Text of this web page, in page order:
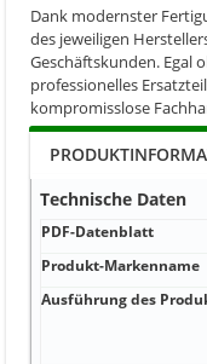
Dank modernster
des jeweiligen
Geschäftskunden. Egal
professionelles
kompromisslose
Technische Daten
PDF-Datenblatt
Produkt-Markenname
Ausführung des